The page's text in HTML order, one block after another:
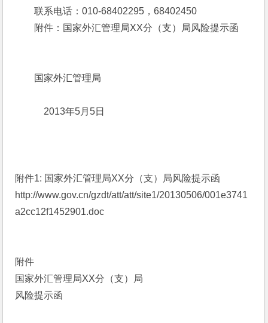
联系电话：010-68402295，68402450
附件：国家外汇管理局XX分（支）局风险提示函
国家外汇管理局
2013年5月5日
附件1: 国家外汇管理局XX分（支）局风险提示函
http://www.gov.cn/gzdt/att/att/site1/20130506/001e3741
a2cc12f1452901.doc
附件
国家外汇管理局XX分（支）局
风险提示函